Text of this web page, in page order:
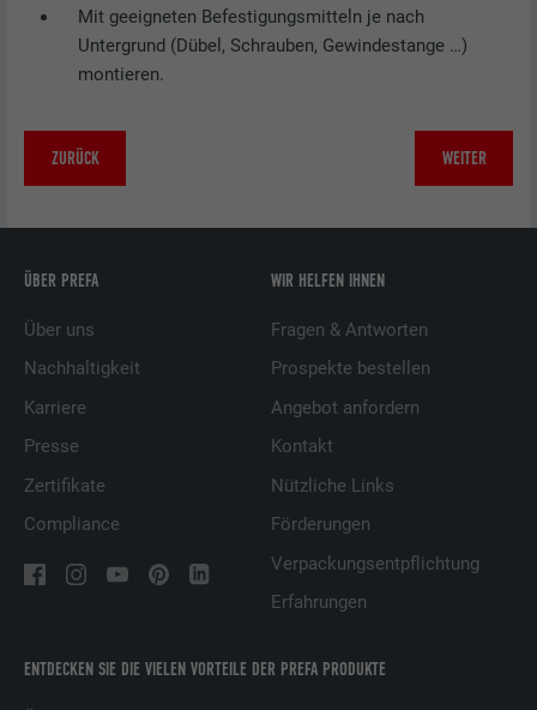
Mit geeigneten Befestigungsmitteln je nach
Untergrund (Dübel, Schrauben, Gewindestange …)
montieren.
ZURÜCK WEITER
ENTDECKEN SIE DIE VIELEN VORTEILE DER PREFA PRODUKTE
ÜBER PREFA
Über uns
Nachhaltigkeit
Karriere
Presse
Zertifikate
Compliance
WIR HELFEN IHNEN
Fragen & Antworten
Prospekte bestellen
Angebot anfordern
Kontakt
Nützliche Links
Förderungen
Verpackungsentpflichtung
Erfahrungen